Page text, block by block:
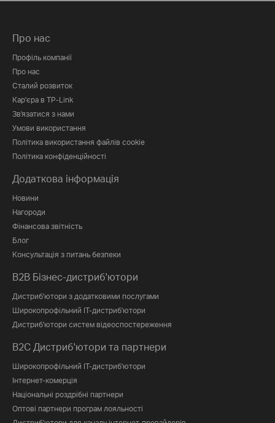
Про нас
Профіль компанії
Про нас
Сталий розвиток
Кар'єра в TP-Link
Зв'язатися з нами
Умови використання
Політика використання файлів cookie
Політика конфіденційності
Додаткова інформація
Новини
Нагороди
Фінансова звітність
Блог
Консультація з питань безпеки
B2B Бізнес-дистриб'ютори
Дистриб'ютори з додатковими послугами
Широкопрофільний IT-дистриб'ютори
Дистриб'ютори систем відеоспостереження
B2C Дистриб'ютори та партнери
Широкопрофільний IT-дистриб'ютори
Інтернет-комерція
Національні роздрібні партнери
Оптові партнери програм лояльності